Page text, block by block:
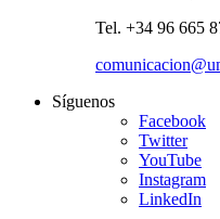
Tel. +34 96 665
Síguenos
Facebook
Twitter
YouTube
Instagram
LinkedIn